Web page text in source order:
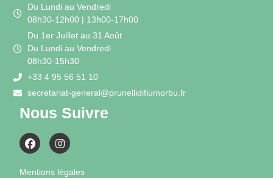
Du Lundi au Vendredi
08h30-12h00 | 13h00-17h00
Du 1er Juillet au 31 Août
Du Lundi au Vendredi
08h30-15h30
+33 4 95 56 51 10
secretariat-general@prunellidifiumorbu.fr
Nous Suivre
Mentions légales